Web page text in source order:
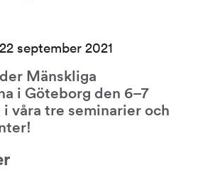
september 2021
Mänskliga
i Göteborg den 6–7
våra tre seminarier och